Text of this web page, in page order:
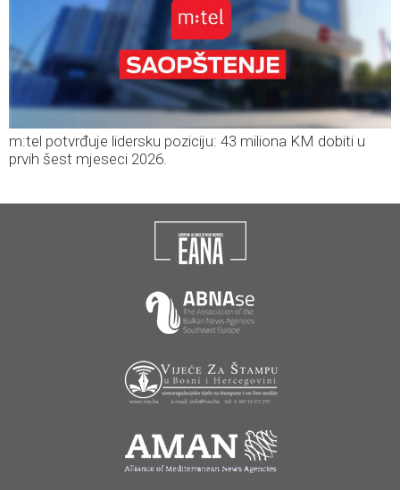
m:tel potvrđuje lidersku poziciju: 43 miliona KM dobiti u
prvih šest mjeseci 2026.